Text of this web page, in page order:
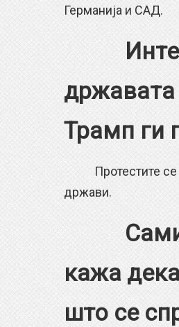
Германија и САД.
Трамп ги
Протестите се
држави.
кажа
што се